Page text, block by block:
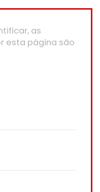
as
esta página são